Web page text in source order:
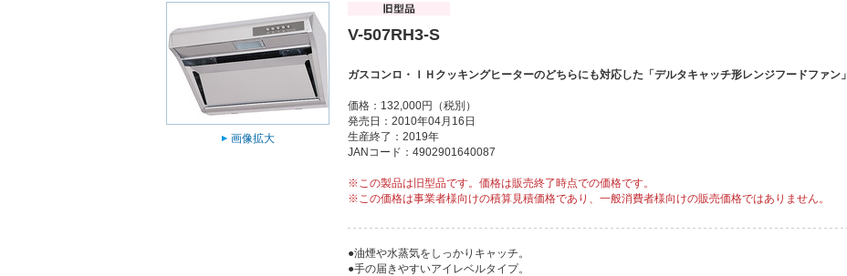
画像拡大
V-507RH3-S
ガスコンロ・ＩＨクッキングヒーターのどちらにも対応した「デルタキャッチ形レンジフードファン」
価格：132,000円（税別）
発売日：2010年04月16日
生産終了：2019年
JANコード：4902901640087
※この製品は旧型品です。価格は販売終了時点での価格です。
※この価格は事業者様向けの積算見積価格であり、一般消費者様向けの販売価格ではありません。
●油煙や水蒸気をしっかりキャッチ。
●手の届きやすいアイレベルタイプ。